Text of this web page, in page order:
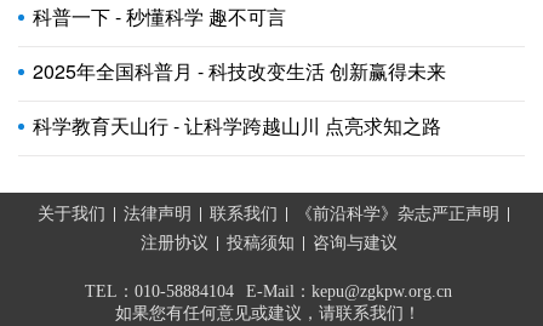
科普一下 - 秒懂科学 趣不可言
2025年全国科普月 - 科技改变生活 创新赢得未来
科学教育天山行 - 让科学跨越山川 点亮求知之路
关于我们 法律声明 联系我们
《前沿科学》杂志严正声明
注册协议
投稿须知 咨询与建议
TEL：010-58884104
E-Mail：kepu@zgkpw.org.cn
如果您有任何意见或建议，请联系我们！